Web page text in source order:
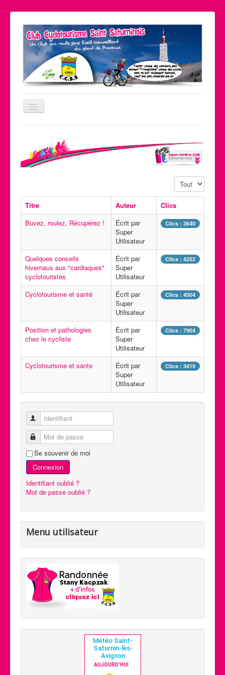
Basculer
Nos partenaires
Liens
Accueil
Le club
Manifestations
Photos et Vidéos
Affichage #
Titre Auteur
Clics
Buvez, roulez, Récupérez !
Écrit par
Super
Utilisateur
Clics : 3640
Quelques conseils
hivernaux aux "cardiaques"
cyclotouristes
Écrit par
Super
Utilisateur
Clics : 4252
Cyclotourisme et santé
Écrit par
Super
Utilisateur
Clics : 4504
Position et pathologies
chez le cycliste
Écrit par
Super
Utilisateur
Clics : 7904
Cyclotourisme et sante
Écrit par
Super
Utilisateur
Clics : 3419
Identifiant
Mot de passe
Se souvenir de moi
Connexion
Identifiant oublié ?
Mot de passe oublié ?
Menu utilisateur